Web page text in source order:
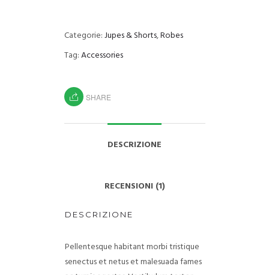
Categorie:Jupes & Shorts,Robes
Tag:Accessories
SHARE
DESCRIZIONE
RECENSIONI (1)
DESCRIZIONE
Pellentesque habitant morbi tristique
senectus et netus et malesuada fames